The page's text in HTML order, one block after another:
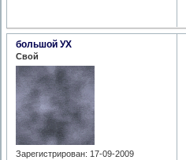
большой УХ
Свой
Зарегистрирован: 17-09-2009